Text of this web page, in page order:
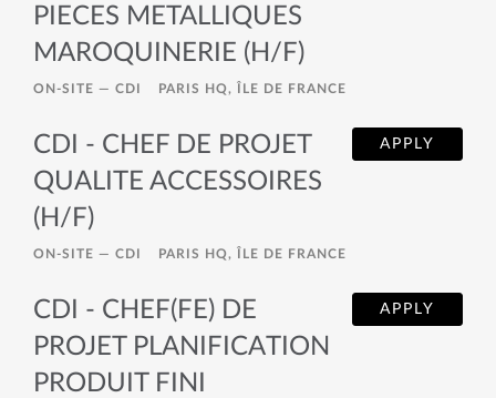
PIECES METALLIQUES
MAROQUINERIE (H/F)
ON-SITE — CDI PARIS HQ, ÎLE DE FRANCE
APPLY
CDI - CHEF DE PROJET
QUALITE ACCESSOIRES
(H/F)
ON-SITE — CDI PARIS HQ, ÎLE DE FRANCE
APPLY
CDI - CHEF(FE) DE
PROJET PLANIFICATION
PRODUIT FINI